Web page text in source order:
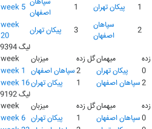
week 5 اصفهان
1 پيکان تهران 1
week
20
پيکان تهران 3
سپاهان
اصفهان
2
لیگ 9394
week
میزبان گل زدهمیهمان
week 1 سپاهان اصفهان2 پيکان تهران 0
week 16پيکان تهران 1 سپاهان اصفهان2
لیگ 9192
week
میزبان گل زدهمیهمان
week 6 پيکان تهران 1 سپاهان اصفهان0